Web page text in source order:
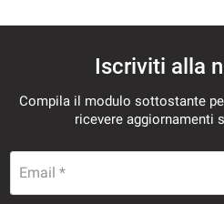
Iscriviti alla
Compila il modulo sottostante
ricevere aggiornamenti
Email *